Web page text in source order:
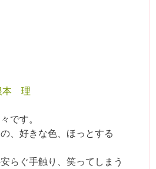
本 理
です。
、好きな色、ほっとする
らぐ手触り、笑ってしまう